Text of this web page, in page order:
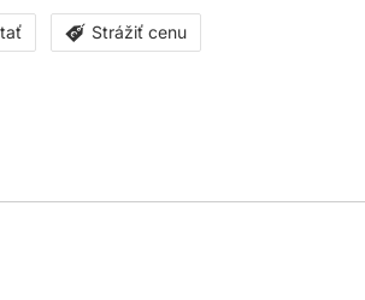
Strážiť cenu